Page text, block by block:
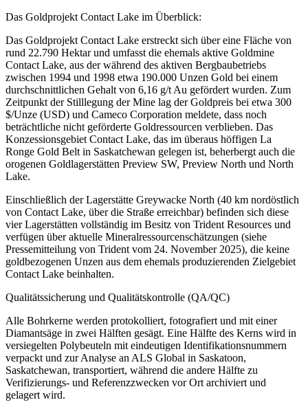
Das Goldprojekt Contact Lake im Überblick:
Das Goldprojekt Contact Lake erstreckt sich über eine Fläche von
rund 22.790 Hektar und umfasst die ehemals aktive Goldmine
Contact Lake, aus der während des aktiven Bergbaubetriebs
zwischen 1994 und 1998 etwa 190.000 Unzen Gold bei einem
durchschnittlichen Gehalt von 6,16 g/t Au gefördert wurden. Zum
Zeitpunkt der Stilllegung der Mine lag der Goldpreis bei etwa 300
$/Unze (USD) und Cameco Corporation meldete, dass noch
beträchtliche nicht geförderte Goldressourcen verblieben. Das
Konzessionsgebiet Contact Lake, das im überaus höffigen La
Ronge Gold Belt in Saskatchewan gelegen ist, beherbergt auch die
orogenen Goldlagerstätten Preview SW, Preview North und North
Lake.
Einschließlich der Lagerstätte Greywacke North (40 km nordöstlich
von Contact Lake, über die Straße erreichbar) befinden sich diese
vier Lagerstätten vollständig im Besitz von Trident Resources und
verfügen über aktuelle Mineralressourcenschätzungen (siehe
Pressemitteilung von Trident vom 24. November 2025), die keine
goldbezogenen Unzen aus dem ehemals produzierenden Zielgebiet
Contact Lake beinhalten.
Qualitätssicherung und Qualitätskontrolle (QA/QC)
Alle Bohrkerne werden protokolliert, fotografiert und mit einer
Diamantsäge in zwei Hälften gesägt. Eine Hälfte des Kerns wird in
versiegelten Polybeuteln mit eindeutigen Identifikationsnummern
verpackt und zur Analyse an ALS Global in Saskatoon,
Saskatchewan, transportiert, während die andere Hälfte zu
Verifizierungs- und Referenzzwecken vor Ort archiviert und
gelagert wird.